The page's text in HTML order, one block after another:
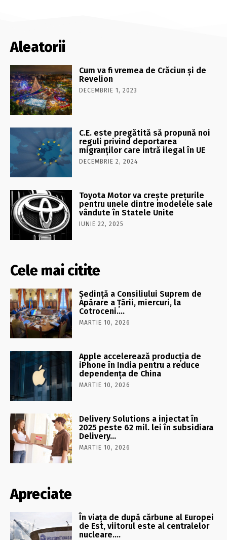
Aleatorii
Cum va fi vremea de Crăciun şi de
Revelion
DECEMBRIE 1, 2023
C.E. este pregătită să propună noi
reguli privind deportarea
migranților care intră ilegal în UE
DECEMBRIE 2, 2024
Toyota Motor va creşte preţurile
pentru unele dintre modelele sale
vândute în Statele Unite
IUNIE 22, 2025
Cele mai citite
Şedinţă a Consiliului Suprem de
Apărare a Ţării, miercuri, la
Cotroceni….
MARTIE 10, 2026
Apple accelerează producția de
iPhone în India pentru a reduce
dependența de China
MARTIE 10, 2026
Delivery Solutions a injectat în
2025 peste 62 mil. lei în subsidiara
Delivery…
MARTIE 10, 2026
Apreciate
În viaţa de după cărbune al Europei
de Est, viitorul este al centralelor
nucleare….